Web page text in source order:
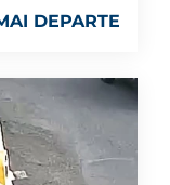
DEPARTE